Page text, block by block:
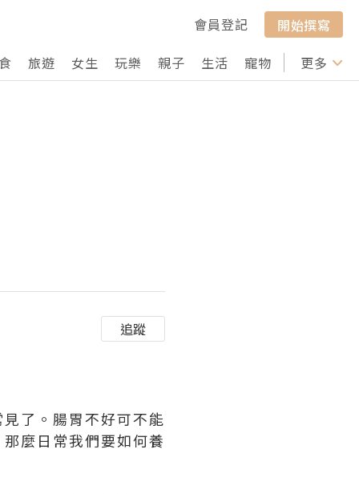
會員登記
開始撰寫
旅遊 女生 玩樂 親子 生活 寵物 行山 打卡
更多
追蹤
了。腸胃不好可不能
麼日常我們要如何養